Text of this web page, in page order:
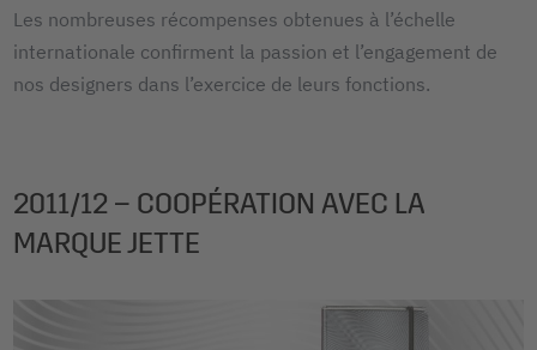
Les nombreuses récompenses obtenues à l’échelle
internationale confirment la passion et l’engagement de
nos designers dans l’exercice de leurs fonctions.
2011/12 – COOPÉRATION AVEC LA
MARQUE JETTE